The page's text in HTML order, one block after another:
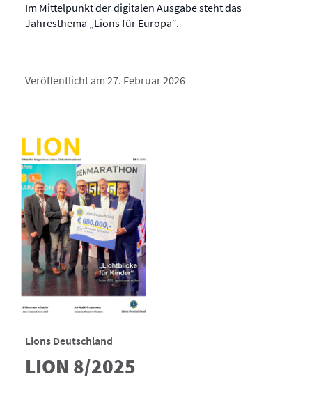
Im Mittelpunkt der digitalen Ausgabe steht das
Jahresthema „Lions für Europa“.
Veröffentlicht am 27. Februar 2026
Lions Deutschland
LION 8/2025